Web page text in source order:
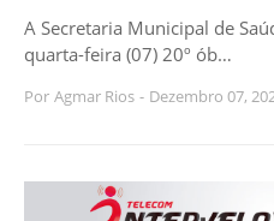
A Secretaria Municipal de
quarta-feira (07) 20º ób…
Por Agmar Rios - Dezembro 07,